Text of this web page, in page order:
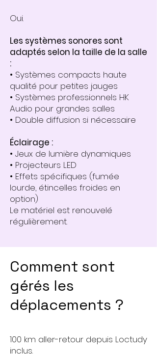
Oui.
Les systèmes sonores sont
adaptés selon la taille de la salle
:
• Systèmes compacts haute
qualité pour petites jauges
• Systèmes professionnels HK
Audio pour grandes salles
• Double diffusion si nécessaire
Éclairage :
• Jeux de lumière dynamiques
• Projecteurs LED
• Effets spécifiques (fumée
lourde, étincelles froides en
option)
Le matériel est renouvelé
régulièrement.
Comment sont
gérés les
déplacements ?
100 km aller-retour depuis Loctudy
inclus.